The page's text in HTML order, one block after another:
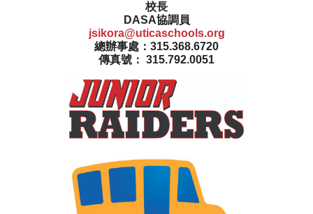
校長
DASA協調員
jsikora@uticaschools.org
總辦事處：315.368.6720
傳真號： 315.792.0051